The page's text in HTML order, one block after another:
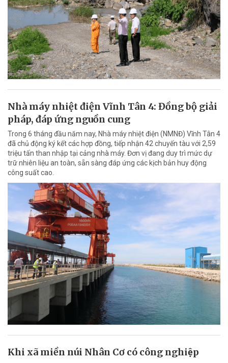
Nhà máy nhiệt điện Vĩnh Tân 4: Đồng bộ giải
pháp, đáp ứng nguồn cung
Trong 6 tháng đầu năm nay, Nhà máy nhiệt điện (NMNĐ) Vĩnh Tân 4
đã chủ động ký kết các hợp đồng, tiếp nhận 42 chuyến tàu với 2,59
triệu tấn than nhập tại cảng nhà máy. Đơn vị đang duy trì mức dự
trữ nhiên liệu an toàn, sẵn sàng đáp ứng các kịch bản huy động
công suất cao.
Khi xã miền núi Nhân Cơ có công nghiệp